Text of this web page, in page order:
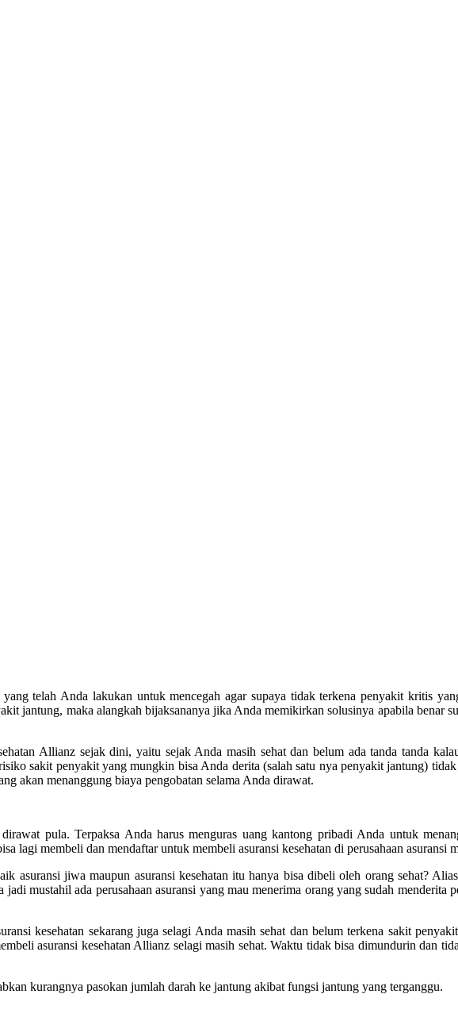
telah Anda lakukan untuk mencegah agar supaya tidak terkena penyakit kritis
jantung, maka alangkah bijaksananya jika Anda memikirkan solusinya apabila benar
Allianz sejak dini, yaitu sejak Anda masih sehat dan belum ada tanda tanda
sakit penyakit yang mungkin bisa Anda derita (salah satu nya penyakit jantung)
akan menanggung biaya pengobatan selama Anda dirawat.
pula. Terpaksa Anda harus menguras uang kantong pribadi Anda untuk
lagi membeli dan mendaftar untuk membeli asuransi kesehatan di perusahaan asuransi
asuransi jiwa maupun asuransi kesehatan itu hanya bisa dibeli oleh orang sehat?
mustahil ada perusahaan asuransi yang mau menerima orang yang sudah menderita
kesehatan sekarang juga selagi Anda masih sehat dan belum terkena sakit
asuransi kesehatan Allianz selagi masih sehat. Waktu tidak bisa dimundurin dan
kurangnya pasokan jumlah darah ke jantung akibat fungsi jantung yang terganggu.